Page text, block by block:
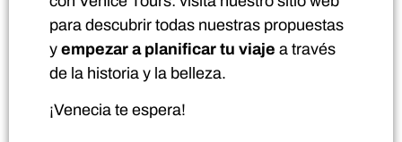
para descubrir todas nuestras propuestas
y empezar a planificar tu viaje a través
de la historia y la belleza.
¡Venecia te espera!